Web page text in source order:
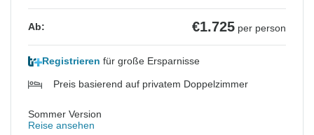
Ab: €1.725 per person
Registrieren für große Ersparnisse
Preis basierend auf privatem Doppelzimmer
Sommer Version
Reise ansehen